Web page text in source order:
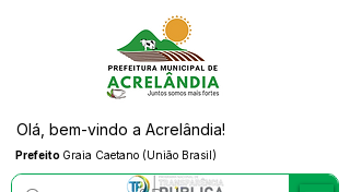
Prefeito Graia Caetano (União Brasil)
Olá, bem-vindo a Acrelândia!